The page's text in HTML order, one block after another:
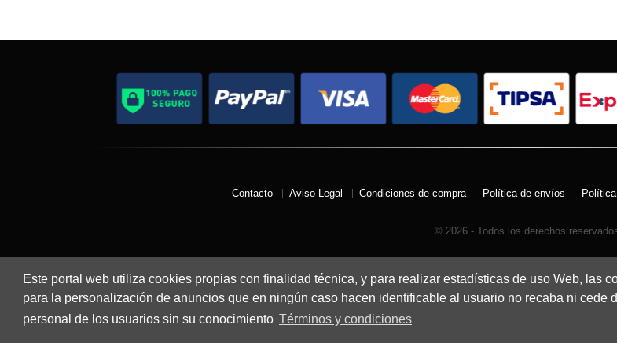
Este portal web utiliza cookies propias con finalidad técnica, y para realizar estadísticas de uso Web, las
para la personalización de anuncios que en ningún caso hacen identificable al usuario no recaba ni cede
personal de los usuarios sin su conocimiento Términos y condiciones
Contacto Aviso Legal Condiciones de compra Política de envíos
© 2026 - Todos los derechos